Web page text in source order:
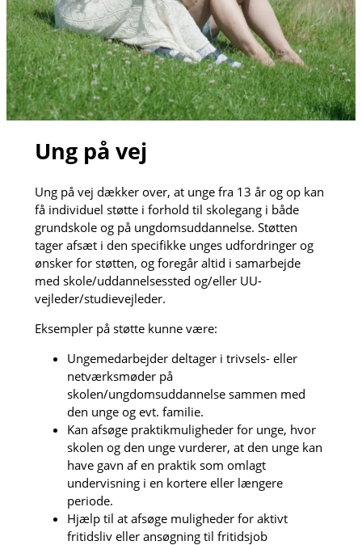
Ung på vej
Ung på vej dækker over, at unge fra 13 år og op kan
få individuel støtte i forhold til skolegang i både
grundskole og på ungdomsuddannelse. Støtten
tager afsæt i den specifikke unges udfordringer og
ønsker for støtten, og foregår altid i samarbejde
med skole/uddannelsessted og/eller UU-
vejleder/studievejleder.
Eksempler på støtte kunne være:
Ungemedarbejder deltager i trivsels- eller
netværksmøder på
skolen/ungdomsuddannelse sammen med
den unge og evt. familie.
Kan afsøge praktikmuligheder for unge, hvor
skolen og den unge vurderer, at den unge kan
have gavn af en praktik som omlagt
undervisning i en kortere eller længere
periode.
Hjælp til at afsøge muligheder for aktivt
fritidsliv eller ansøgning til fritidsjob